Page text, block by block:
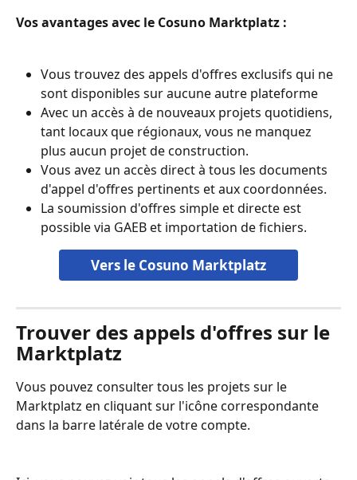
Vos avantages avec le Cosuno Marktplatz :
Vous trouvez des appels d'offres exclusifs qui ne
sont disponibles sur aucune autre plateforme
Avec un accès à de nouveaux projets quotidiens,
tant locaux que régionaux, vous ne manquez
plus aucun projet de construction.
Vous avez un accès direct à tous les documents
d'appel d'offres pertinents et aux coordonnées.
La soumission d'offres simple et directe est
possible via GAEB et importation de fichiers.
Vers le Cosuno Marktplatz
Trouver des appels d'offres sur le
Marktplatz
Vous pouvez consulter tous les projets sur le
Marktplatz en cliquant sur l'icône correspondante
dans la barre latérale de votre compte.